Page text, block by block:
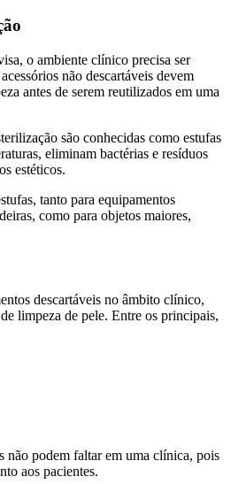
o ambiente clínico precisa ser
não descartáveis devem
antes de serem reutilizados em uma
são conhecidas como estufas
eliminam bactérias e resíduos
estéticos.
tanto para equipamentos
como para objetos maiores,
descartáveis no âmbito clínico,
limpeza de pele. Entre os principais,
não podem faltar em uma clínica, pois
aos pacientes.